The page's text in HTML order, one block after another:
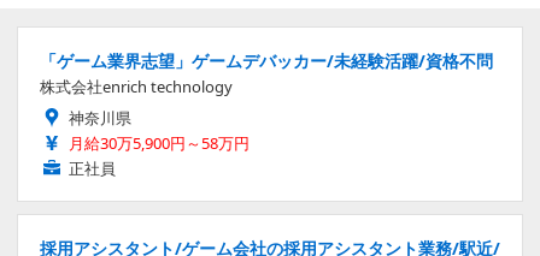
「ゲーム業界志望」ゲームデバッカー/未経験活躍/資格不問
株式会社enrich technology
神奈川県
月給30万5,900円～58万円
正社員
採用アシスタント/ゲーム会社の採用アシスタント業務/駅近/